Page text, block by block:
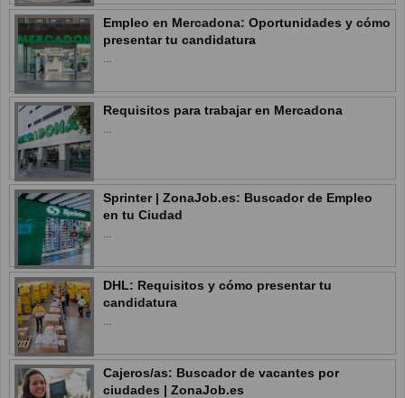
Empleo en Mercadona: Oportunidades y cómo
presentar tu candidatura
Requisitos para trabajar en Mercadona
Sprinter | ZonaJob.es: Buscador de Empleo
en tu Ciudad
DHL: Requisitos y cómo presentar tu
candidatura
Cajeros/as: Buscador de vacantes por
ciudades | ZonaJob.es